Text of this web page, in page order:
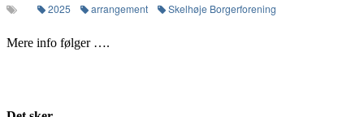
2025 arrangement Skelhøje Borgerforening
Mere info følger ….